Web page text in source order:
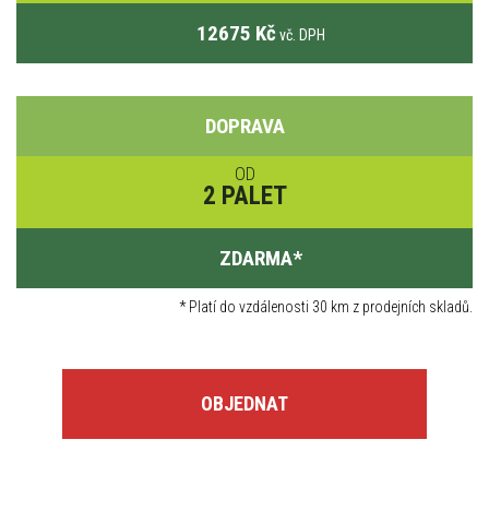
12675 Kč vč. DPH
DOPRAVA
OD
2 PALET
ZDARMA*
*Platí do vzdálenosti 30 km z prodejních skladů.
OBJEDNAT